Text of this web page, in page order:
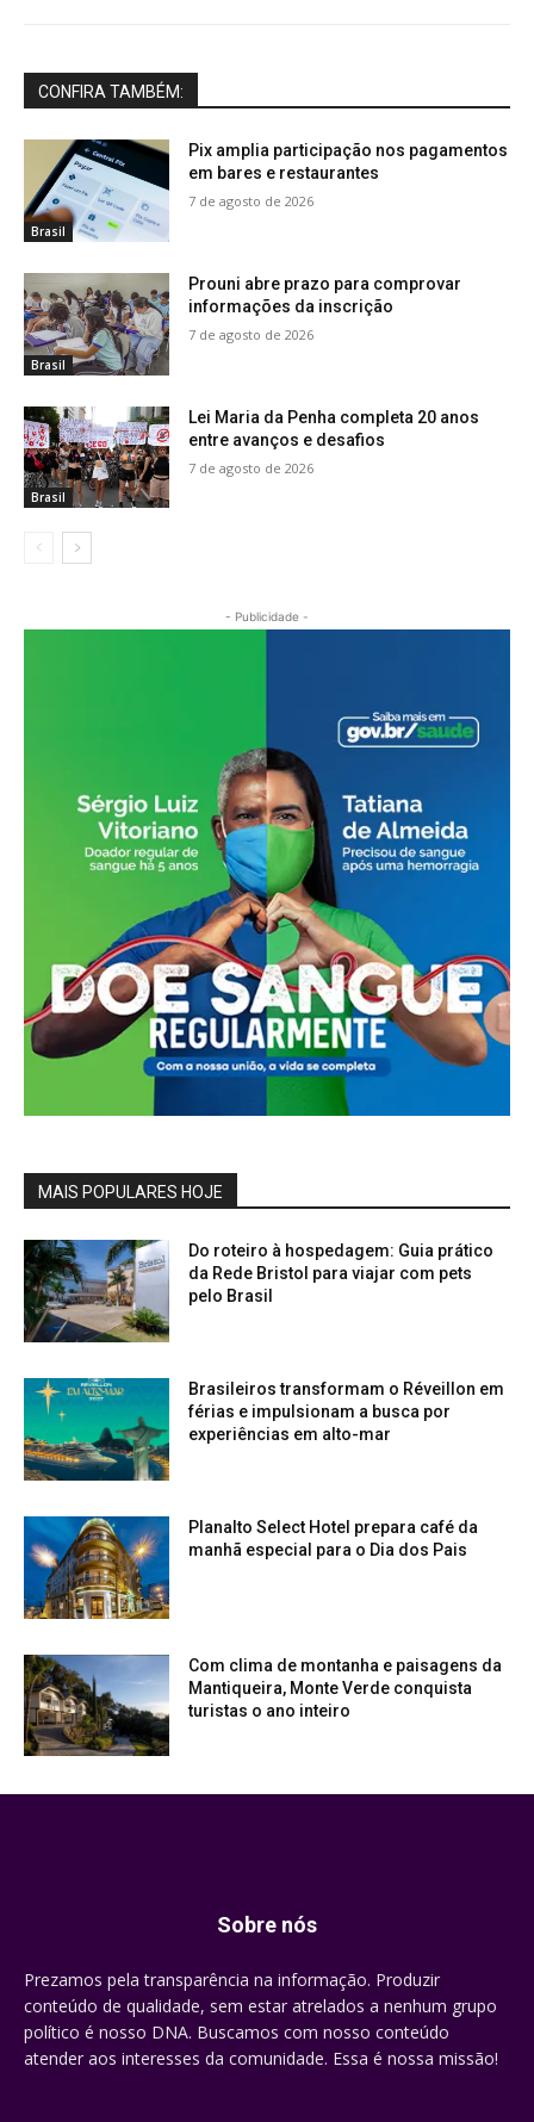
CONFIRA TAMBÉM:
Brasil
Pix amplia participação nos pagamentos
em bares e restaurantes
7 de agosto de 2026
Brasil
Prouni abre prazo para comprovar
informações da inscrição
7 de agosto de 2026
Brasil
Lei Maria da Penha completa 20 anos
entre avanços e desafios
7 de agosto de 2026
- Publicidade -
MAIS POPULARES HOJE
Do roteiro à hospedagem: Guia prático
da Rede Bristol para viajar com pets
pelo Brasil
Brasileiros transformam o Réveillon em
férias e impulsionam a busca por
experiências em alto-mar
Planalto Select Hotel prepara café da
manhã especial para o Dia dos Pais
Com clima de montanha e paisagens da
Mantiqueira, Monte Verde conquista
turistas o ano inteiro
Sobre nós
Prezamos pela transparência na informação. Produzir
conteúdo de qualidade, sem estar atrelados a nenhum grupo
político é nosso DNA. Buscamos com nosso conteúdo
atender aos interesses da comunidade. Essa é nossa missão!